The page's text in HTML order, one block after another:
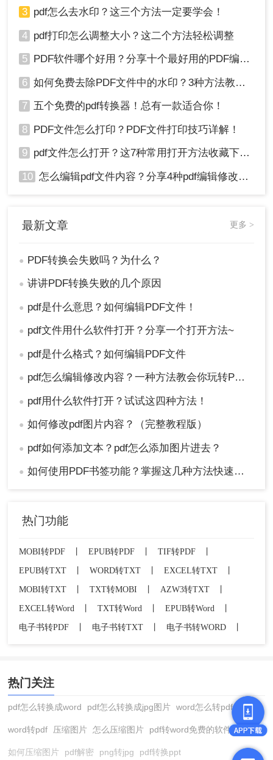
3 pdf怎么去水印？这三个方法一定要学会！
4 pdf打印怎么调整大小？这二个方法轻松调整
5 PDF软件哪个好用？分享十个最好用的PDF编辑器！
6 如何免费去除PDF文件中的水印？3种方法教你快速去水印！
7 五个免费的pdf转换器！总有一款适合你！
8 PDF文件怎么打印？PDF文件打印技巧详解！
9 pdf文件怎么打开？这7种常用打开方法收藏下来！
10 怎么编辑pdf文件内容？分享4种pdf编辑修改方法！
最新文章 更多 >
● PDF转换会失败吗？为什么？
● 讲讲PDF转换失败的几个原因
● pdf是什么意思？如何编辑PDF文件！
● pdf文件用什么软件打开？分享一个打开方法~
● pdf是什么格式？如何编辑PDF文件
● pdf怎么编辑修改内容？一种方法教会你玩转PDF操作~
● pdf用什么软件打开？试试这四种方法！
● 如何修改pdf图片内容？（完整教程版）
● pdf如何添加文本？pdf怎么添加图片进去？
● 如何使用PDF书签功能？掌握这几种方法快速实现！
热门功能
MOBI转PDF EPUB转PDF TIF转PDF
EPUB转TXT
WORD转TXT EXCEL转TXT
MOBI转TXT
TXT转MOBI AZW3转TXT
EXCEL转Word
TXT转Word EPUB转Word
电子书转PDF
电子书转TXT 电子书转WORD
热门关注
pdf怎么转换成word pdf怎么转换成jpg图片 word怎么转pdf
word转pdf 压缩图片 怎么压缩图片 pdf转word免费的软件
如何压缩图片 pdf解密 png转jpg pdf转换ppt